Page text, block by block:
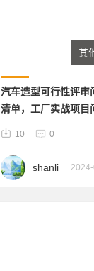
其
汽车造型可行性评审
清单，工厂实战项目
10 0
shanli